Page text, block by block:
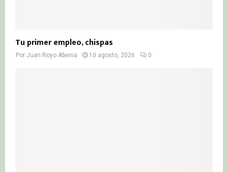
Tu primer empleo, chispas
Por Juan Royo Abenia 10 agosto, 2026 0